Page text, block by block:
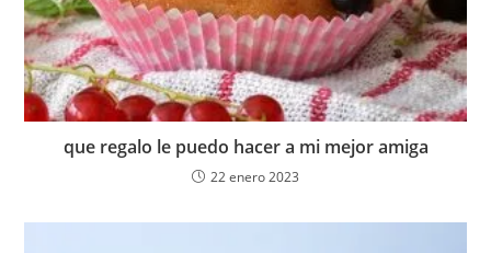
que regalo le puedo hacer a mi mejor amiga
22 enero 2023